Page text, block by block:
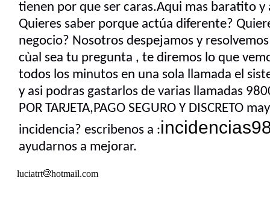
tienen por que ser caras.Aqui mas baratito y
Quieres saber porque actúa diferente?
negocio? Nosotros despejamos y
cùal sea tu pregunta , te diremos lo que
todos los minutos en una sola llamada el
y asi podras gastarlos de varias llamadas
POR TARJETA,PAGO SEGURO Y
incidencia? escribenos a :
ayudarnos a mejorar.
luciatrt hotmail.com